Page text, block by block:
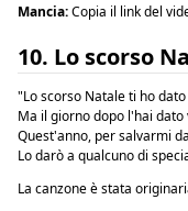
Mancia:Copia il link del
10. Lo scorso
"Lo scorso Natale ti ho
Ma il giorno dopo l'hai dato
Quest'anno, per salvarmi
Lo darò a qualcuno di
La canzone è stata